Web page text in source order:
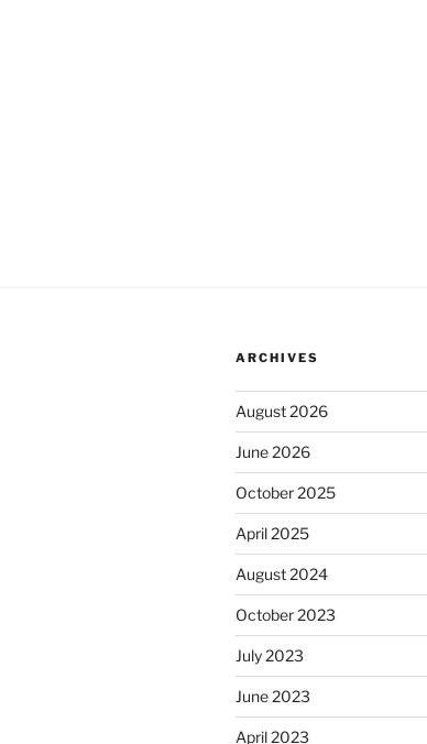
ARCHIVES
August 2026
June 2026
October 2025
April 2025
August 2024
October 2023
July 2023
June 2023
April 2023